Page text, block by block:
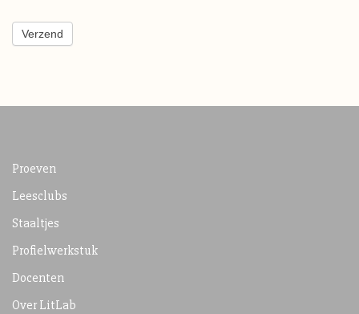
Verzend
Proeven
Leesclubs
Staaltjes
Profielwerkstuk
Docenten
Over LitLab